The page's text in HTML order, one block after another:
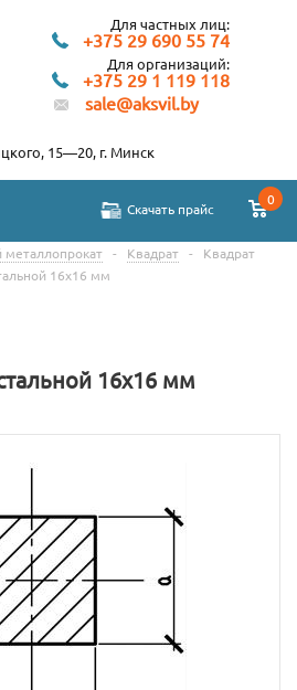
Для частных лиц:
+375 29 690 55 74
Для организаций:
+375 29 1 119 118
sale@aksvil.by
Скачать прайс
0
15—20, г. Минск
- Квадрат -
Квадрат
16х16 мм
16х16 мм